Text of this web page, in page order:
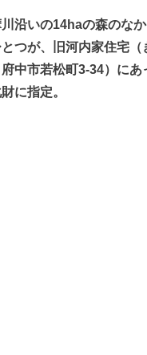
沿いの14haの森のな
つが、旧河内家住宅
中市若松町3-34）に
に指定。